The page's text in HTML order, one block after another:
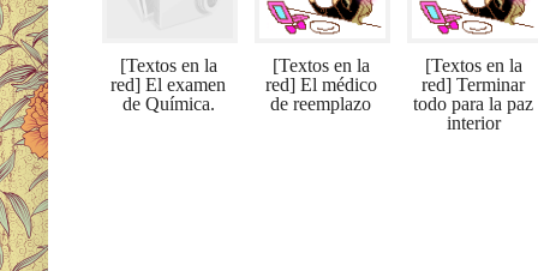
[Textos en la
red] El examen
de Química.
[Textos en la
red] El médico
de reemplazo
[Textos en la
red] Terminar
todo para la paz
interior